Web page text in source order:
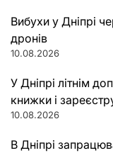
Вибухи у Дніпрі
дронів
10.08.2026
У Дніпрі літнім
книжки і
10.08.2026
В Дніпрі